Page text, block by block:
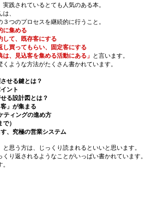
践されているとても人気のある本。
、
つのプロセスを継続的に行うこと。
に集める
して、既存客にする
し買ってもらい、固定客にする
、見込客を集める活動にある」 と言います。
ような方法がたくさん書かれています。
せる鍵とは？
ント
る設計図とは？
」が集まる
ティングの進め方
）
、究極の営業システム
思う方は、じっくり読まれるといいと思います。
り返されるようなことがいっぱい書かれています。
。